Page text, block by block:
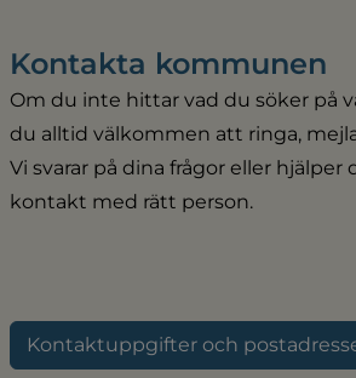
Kontakta kommunen
Om du inte hittar vad du söker på
du alltid välkommen att ringa,
Vi svarar på dina frågor eller
kontakt med rätt person.
Kontaktuppgifter och